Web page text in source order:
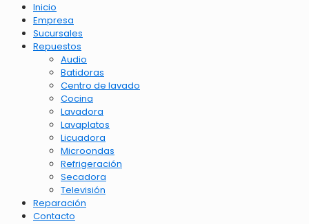
Inicio
Empresa
Sucursales
Repuestos
Audio
Batidoras
Centro de lavado
Cocina
Lavadora
Lavaplatos
Licuadora
Microondas
Refrigeración
Secadora
Televisión
Reparación
Contacto